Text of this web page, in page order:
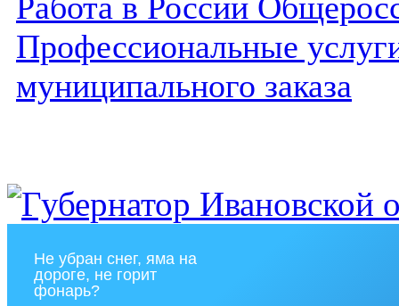
Профессиональные
муниципального заказа
Не убран снег, яма на
дороге, не горит
фонарь?